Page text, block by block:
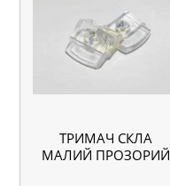
ТРИМАЧ СКЛА
МАЛИЙ ПРОЗОРИЙ